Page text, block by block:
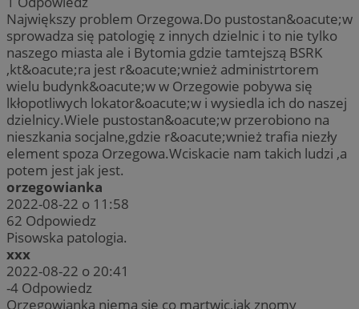
Największy problem Orzegowa.Do pustostan&oacute;w
sprowadza się patologię z innych dzielnic i to nie tylko
naszego miasta ale i Bytomia gdzie tamtejszą BSRK
,kt&oacute;ra jest r&oacute;wnież administrtorem
wielu budynk&oacute;w w Orzegowie pobywa się
lkłopotliwych lokator&oacute;w i wysiedla ich do naszej
dzielnicy.Wiele pustostan&oacute;w przerobiono na
nieszkania socjalne,gdzie r&oacute;wnież trafia niezły
element spoza Orzegowa.Wciskacie nam takich ludzi ,a
potem jest jak jest.
orzegowianka
2022-08-22 o 11:58
62 Odpowiedz
Pisowska patologia.
xxx
2022-08-22 o 20:41
-4 Odpowiedz
Orzegowianka niema sie co martwic,jak znomy